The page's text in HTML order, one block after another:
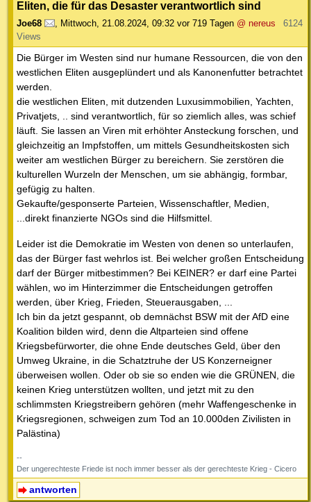
Eliten, die für das Desaster verantwortlich sind
Joe68 , Mittwoch, 21.08.2024, 09:32 vor 719 Tagen @ nereus
6124
Views
Die Bürger im Westen sind nur humane Ressourcen, die von den
westlichen Eliten ausgeplündert und als Kanonenfutter betrachtet
werden.
die westlichen Eliten, mit dutzenden Luxusimmobilien, Yachten,
Privatjets, .. sind verantwortlich, für so ziemlich alles, was schief
läuft. Sie lassen an Viren mit erhöhter Ansteckung forschen, und
gleichzeitig an Impfstoffen, um mittels Gesundheitskosten sich
weiter am westlichen Bürger zu bereichern. Sie zerstören die
kulturellen Wurzeln der Menschen, um sie abhängig, formbar,
gefügig zu halten.
Gekaufte/gesponserte Parteien, Wissenschaftler, Medien,
...direkt finanzierte NGOs sind die Hilfsmittel.
Leider ist die Demokratie im Westen von denen so unterlaufen,
das der Bürger fast wehrlos ist. Bei welcher großen Entscheidung
darf der Bürger mitbestimmen? Bei KEINER? er darf eine Partei
wählen, wo im Hinterzimmer die Entscheidungen getroffen
werden, über Krieg, Frieden, Steuerausgaben, ...
Ich bin da jetzt gespannt, ob demnächst BSW mit der AfD eine
Koalition bilden wird, denn die Altparteien sind offene
Kriegsbefürworter, die ohne Ende deutsches Geld, über den
Umweg Ukraine, in die Schatztruhe der US Konzerneigner
überweisen wollen. Oder ob sie so enden wie die GRÜNEN, die
keinen Krieg unterstützen wollten, und jetzt mit zu den
schlimmsten Kriegstreibern gehören (mehr Waffengeschenke in
Kriegsregionen, schweigen zum Tod an 10.000den Zivilisten in
Palästina)
--
Der ungerechteste Friede ist noch immer besser als der gerechteste Krieg - Cicero
antworten